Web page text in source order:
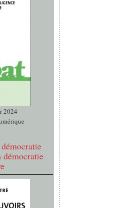
2024
démocratie